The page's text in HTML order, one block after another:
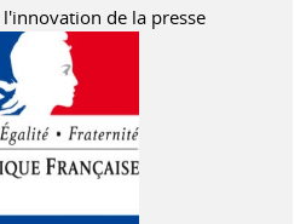
l'innovation de la presse